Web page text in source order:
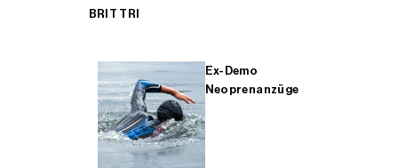
BRIT TRI
Ex-Demo
Neoprenanzüge